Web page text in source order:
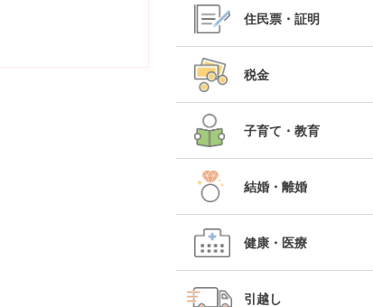
住民票・証明
税金
子育て・教育
結婚・離婚
健康・医療
引越し